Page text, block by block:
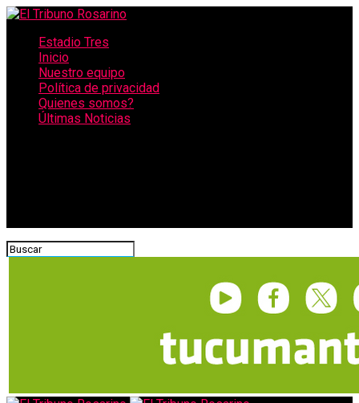
Estadio Tres
Inicio
Nuestro equipo
Política de privacidad
Quienes somos?
Últimas Noticias